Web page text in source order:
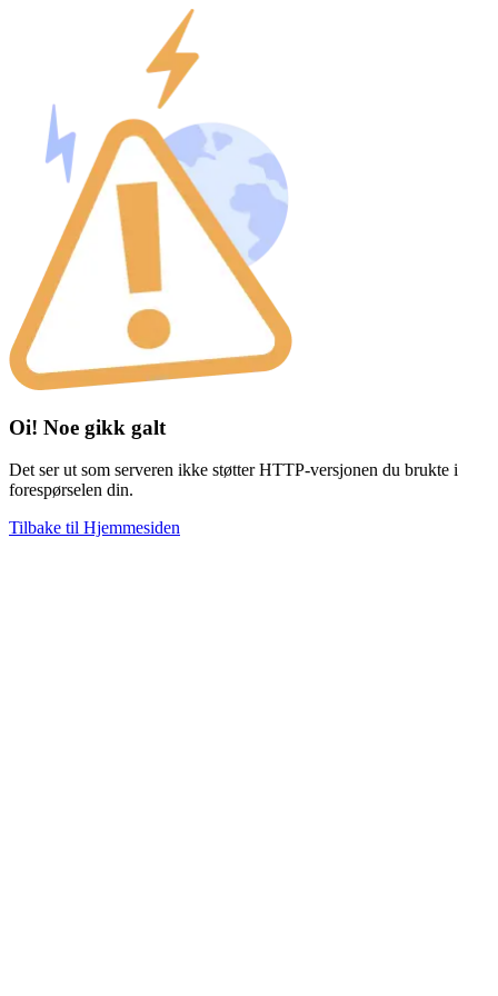
Oi! Noe gikk galt
Det ser ut som serveren ikke støtter HTTP-versjonen du brukte i
forespørselen din.
Tilbake til Hjemmesiden